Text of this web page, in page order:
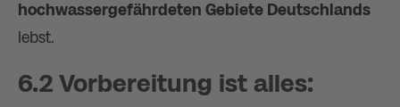
hochwassergefährdeten Gebiete Deutschlands
lebst.
6.2 Vorbereitung ist alles: